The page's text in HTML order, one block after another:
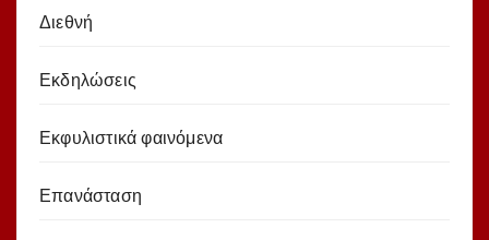
Διεθνή
Εκδηλώσεις
Εκφυλιστικά φαινόμενα
Επανάσταση